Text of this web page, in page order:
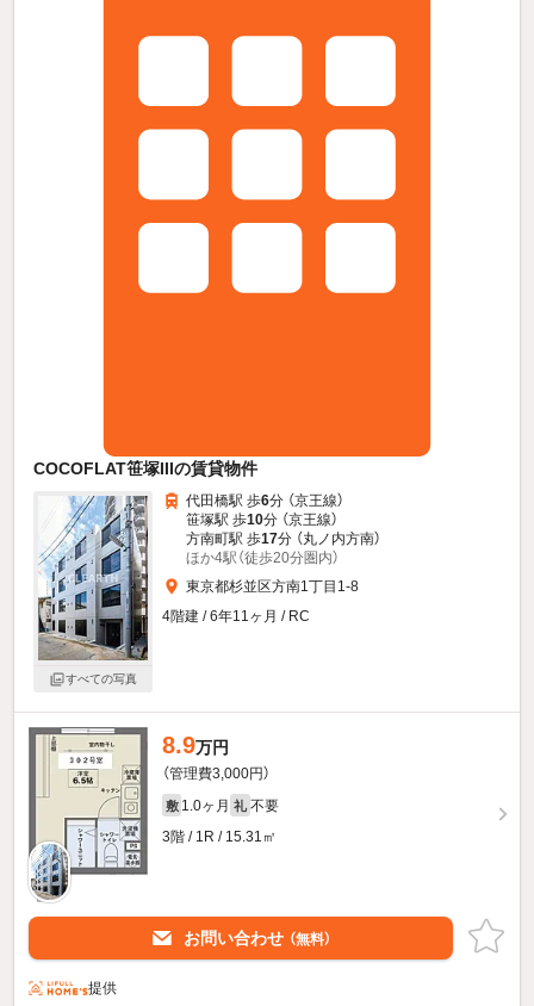
COCOFLAT笹塚IIIの賃貸物件
すべての写真
代田橋駅 歩6分 （京王線）
笹塚駅 歩10分 （京王線）
方南町駅 歩17分 （丸ノ内方南）
ほか4駅（徒歩20分圏内）
東京都杉並区方南1丁目1-8
4階建 / 6年11ヶ月 / RC
8.9万円
（管理費3,000円）
敷 1.0ヶ月 礼 不要
3階 / 1R / 15.31㎡
お問い合わせ （無料）
提供